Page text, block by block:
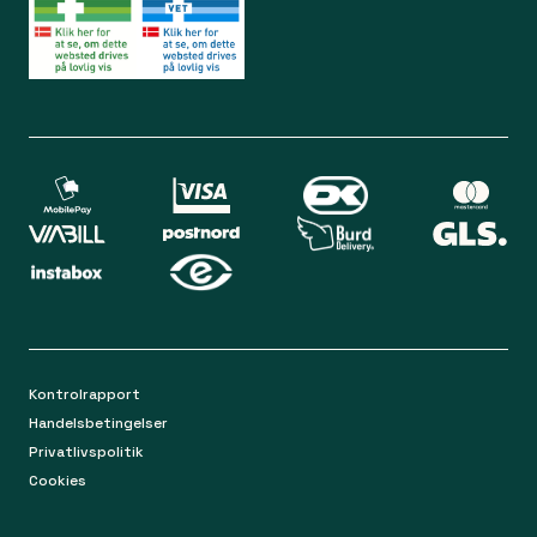
Lørdag 09.00 - 12.00
Mandag-torsdag 9.00 - 16.00
Kontakt os på mail
apoteket@apopro.dk
Spørgsmål og svar
Returnering
Bliv medlem
Din sikkerhed
Kontrolrapport
Handelsbetingelser
Privatlivspolitik
Cookies